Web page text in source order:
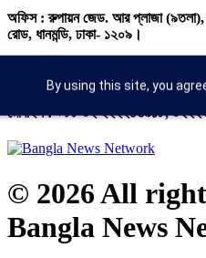
অফিস : রুপায়ন জেড. আর প্লাজা
রোড, ধানমন্ডি, ঢাকা- ১২০৯।
মোবাইল : +৮৮ ০২ ২২২২৪৬৯১৮,
© 2026 All
Bangla News
By using this site, you